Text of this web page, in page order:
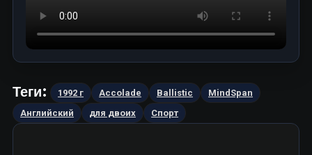
Теги: 1992 г Accolade Ballistic
MindSpan
Английский
для двоих Спорт